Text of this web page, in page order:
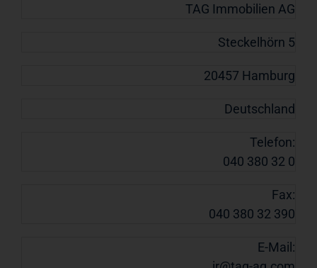
TAG Immobilien AG
Steckelhörn 5
20457 Hamburg
Deutschland
Telefon:
040 380 32 0
Fax:
040 380 32 390
E-Mail: